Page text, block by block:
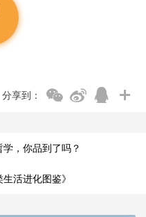
分享到：
，你品到了吗？
生活进化图鉴》